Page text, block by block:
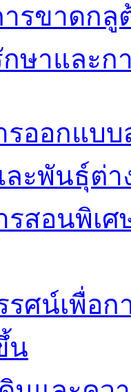
ารขาดก
กษาและ
รออกแบ
ละพันธุ์ต่า
รสอนพิเ
รศน์เพื่อ
น